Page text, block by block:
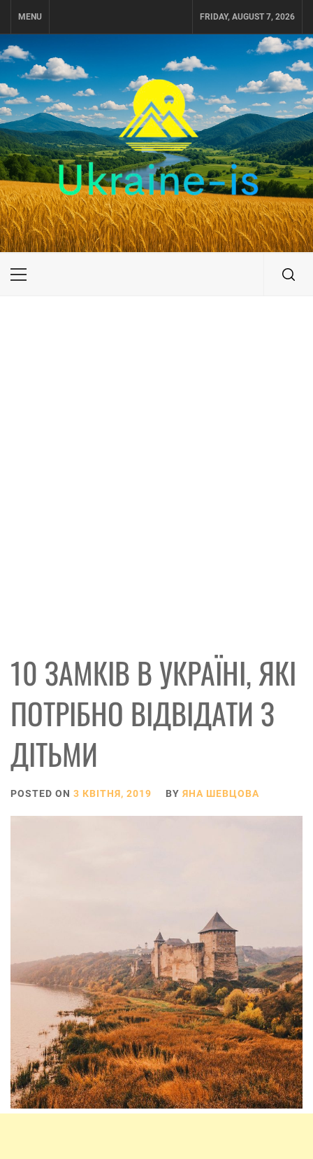
MENU FRIDAY, AUGUST 7, 2026
UKRAINE-IS
ПОДОРОЖI ПО УКРАЇНІ
Primary
10 ЗАМКІВ В УКРАЇНІ, ЯКІ
ПОТРІБНО ВІДВІДАТИ З
ДІТЬМИ
POSTED ON 3 КВІТНЯ, 2019 BY ЯНА ШЕВЦОВА